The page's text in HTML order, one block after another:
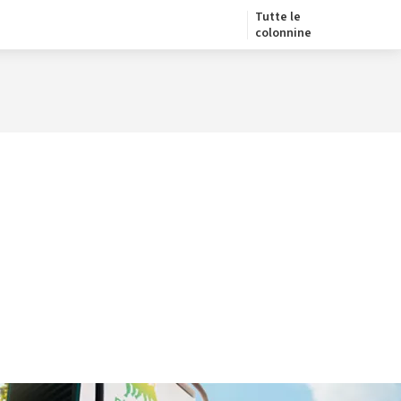
Tutte le
colonnine